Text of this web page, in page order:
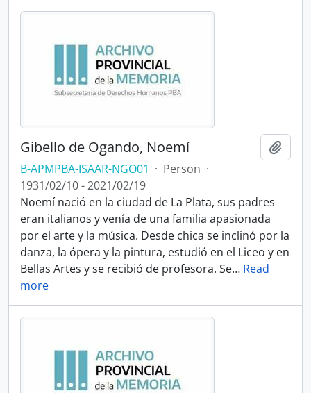
Gibello de Ogando, Noemí
B-APMPBA-ISAAR-NGO01 · Person ·
1931/02/10 - 2021/02/19
Noemí nació en la ciudad de La Plata, sus padres
eran italianos y venía de una familia apasionada
por el arte y la música. Desde chica se inclinó por la
danza, la ópera y la pintura, estudió en el Liceo y en
Bellas Artes y se recibió de profesora. Se… Read
more